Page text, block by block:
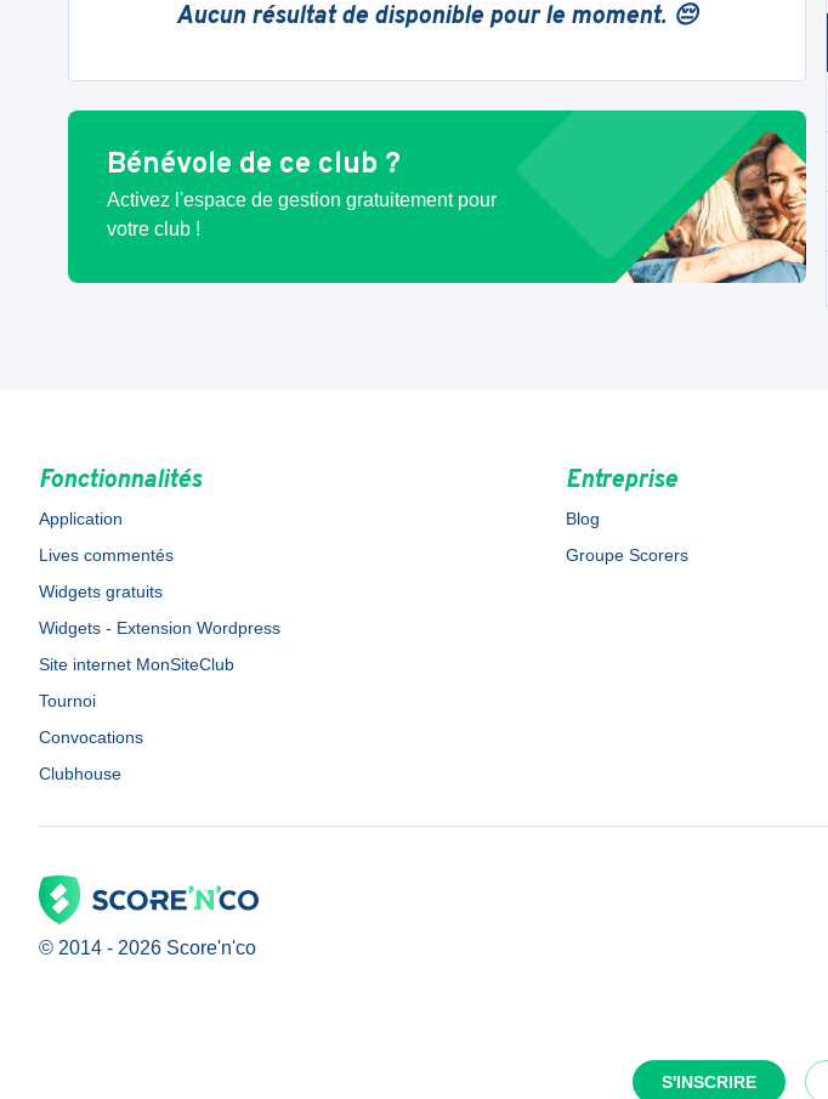
S'INSCRIRE
Aucun résultat de disponible pour le moment. 😔
Bénévole de ce club ?
Activez l'espace de gestion gratuitement pour
votre club !
Fonctionnalités
Application
Lives commentés
Widgets gratuits
Widgets - Extension Wordpress
Site internet MonSiteClub
Tournoi
Convocations
Clubhouse
Entreprise
Blog
Groupe Scorers
© 2014 - 2026 Score'n'co